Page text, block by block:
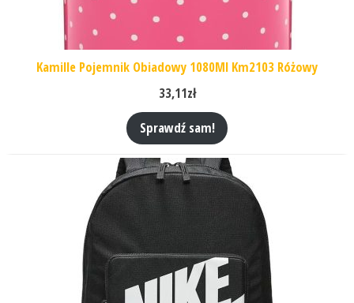
Kamille Pojemnik Obiadowy 1080Ml Km2103 Różowy
33,11zł
Sprawdź sam!